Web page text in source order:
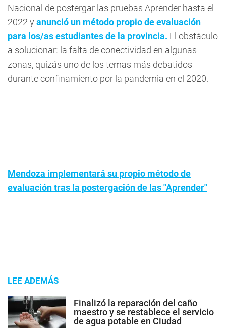
Nacional de postergar las pruebas Aprender hasta el
2022 y anunció un método propio de evaluación
para los/as estudiantes de la provincia. El obstáculo
a solucionar: la falta de conectividad en algunas
zonas, quizás uno de los temas más debatidos
durante confinamiento por la pandemia en el 2020.
Mendoza implementará su propio método de
evaluación tras la postergación de las "Aprender"
LEE ADEMÁS
Finalizó la reparación del caño
maestro y se restablece el servicio
de agua potable en Ciudad